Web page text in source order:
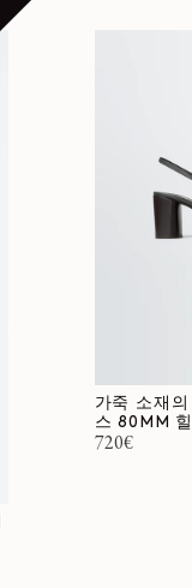
가죽 소재
스 80MM
정가
720€